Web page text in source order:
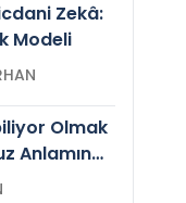
Zekâ:
Modeli
TARHAN
Olmak
Anlamına